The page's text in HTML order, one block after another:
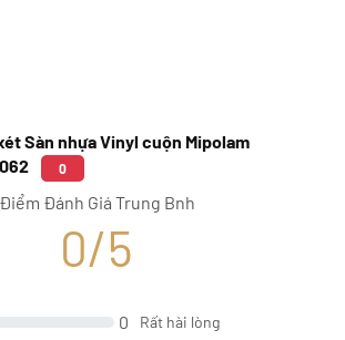
Sàn nhựa Vinyl cuộn Mipolam
0
Điểm Đánh Giá Trung Bnh
0/5
0 Rất hài lòng